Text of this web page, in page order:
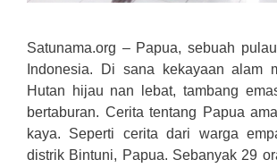
Satunama.org – Papua, sebuah
Indonesia. Di sana kekayaan alam
Hutan hijau nan lebat, tambang
bertaburan. Cerita tentang Papua
kaya. Seperti cerita dari warga
distrik Bintuni, Papua. Sebanyak 29